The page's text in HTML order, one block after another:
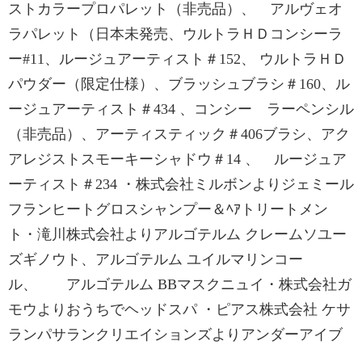
ストカラープロパレット（非売品）、 アルヴェオ
ラパレット（日本未発売、ウルトラＨＤコンシーラ
ー#11、ルージュアーティスト＃152、 ウルトラＨＤ
パウダー（限定仕様）、ブラッシュブラシ＃160、ル
ージュアーティスト＃434 、コンシー ラーペンシル
（非売品）、アーティスティック＃406ブラシ、アク
アレジストスモーキーシャドウ＃14 、 ルージュア
ーティスト＃234 ・株式会社ミルボンよりジェミール
フランヒートグロスシャンプー＆ﾍｱトリートメン
ト・滝川株式会社よりアルゴテルム クレームソユー
ズギノウト、アルゴテルム ユイルマリンコー
ル、 アルゴテルム BBマスクニュイ・株式会社ガ
モウよりおうちでヘッドスパ ・ピアス株式会社 ケサ
ランパサランクリエイションズよりアンダーアイブ